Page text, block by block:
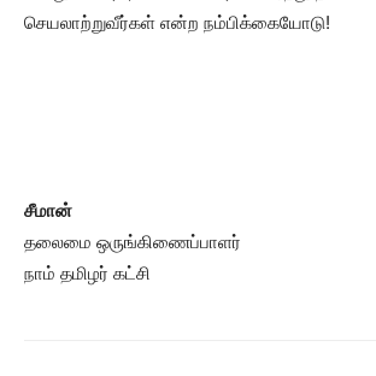
செயலாற்றுவீர்கள் என்ற நம்பிக்கையோடு!
சீமான்
தலைமை ஒருங்கிணைப்பாளர்
நாம் தமிழர் கட்சி